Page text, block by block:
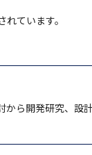
ています。
ら開発研究、設